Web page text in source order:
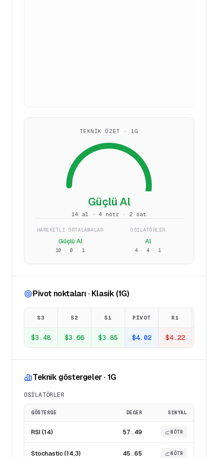
TEKNIK ÖZET · 1G
Güçlü Al
14 al · 4 nötr · 2 sat
HAREKETLI ORTALAMALAR
Güçlü Al
10 · 0 · 1
OSILATÖRLER
Al
4 · 4 · 1
Pivot noktaları · Klasik (1G)
S3 S2 S1 PIVOT R1
$3.48 $3.66 $3.85 $4.02 $4.22
Teknik göstergeler · 1G
OSILATÖRLER
GÖSTERGE DEĞER SINYAL
RSI (14) 57.49 NÖTR
Stochastic (14,3) 45.65 NÖTR